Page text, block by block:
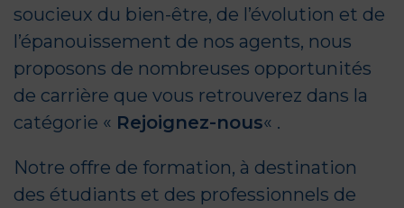
soucieux du bien-être, de l’évolution et de
l’épanouissement de nos agents, nous
proposons de nombreuses opportunités
de carrière que vous retrouverez dans la
catégorie « Rejoignez-nous« .
Notre offre de formation, à destination
des étudiants et des professionnels de